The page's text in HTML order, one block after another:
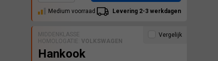
Medium voorraad Levering 2-3 werkdagen
MIDDENKLASSE
HOMOLOGATIE: VOLKSWAGEN
Hankook
Vergelijk